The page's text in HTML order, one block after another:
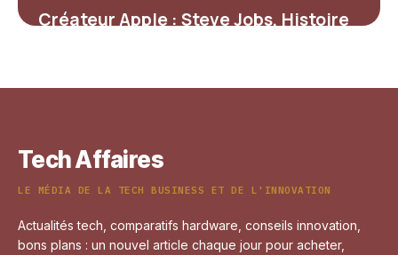
Créateur Apple : Steve Jobs, Histoire
Tech Affaires
LE MÉDIA DE LA TECH BUSINESS ET DE L'INNOVATION
Actualités tech, comparatifs hardware, conseils innovation,
bons plans : un nouvel article chaque jour pour acheter,